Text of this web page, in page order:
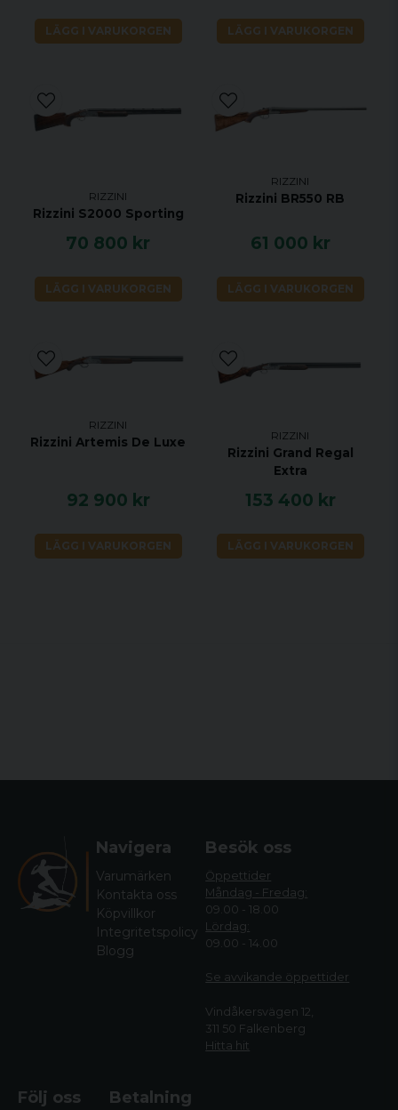
LÄGG I VARUKORGEN LÄGG I VARUKORGEN
RIZZINI
Rizzini S2000 Sporting
70 800 kr
LÄGG I VARUKORGEN
RIZZINI
Rizzini BR550 RB
61 000 kr
LÄGG I VARUKORGEN
RIZZINI
Rizzini Artemis De Luxe
92 900 kr
LÄGG I VARUKORGEN
RIZZINI
Rizzini Grand Regal
Extra
153 400 kr
LÄGG I VARUKORGEN
Navigera
Varumärken
Kontakta oss
Köpvillkor
Integritetspolicy
Blogg
Besök oss
Öppettider
Måndag - Fredag:
09.00 - 18.00
Lördag:
09.00 - 14.00
Se avvikande öppettider
Vindåkersvägen 12,
311 50 Falkenberg
Hitta hit
Följ oss Betalning